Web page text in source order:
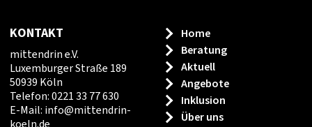
KONTAKT
mittendrin e.V.
Luxemburger Straße 189
50939 Köln
Telefon: 0221 33 77 630
E-Mail: info@mittendrin-
Home
Beratung
Aktuell
Angebote
Inklusion
Über uns